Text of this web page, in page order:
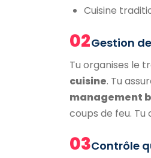
Cuisine
02Gestion
Tu organises le
cuisine. Tu
management
coups de feu.
03Contrôle